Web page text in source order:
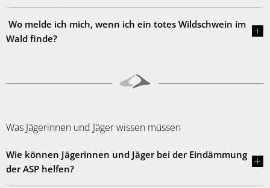
Wo melde ich mich, wenn ich ein totes Wildschwein im
Wald finde?
Was Jägerinnen und Jäger wissen müssen
Wie können Jägerinnen und Jäger bei der Eindämmung
der ASP helfen?